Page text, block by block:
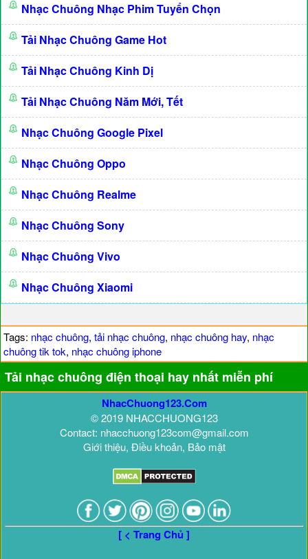
Nhạc Chuông Nhạc Phim Tuyển Chọn
Tải Nhạc Chuông Game Hot
Tải Nhạc Chuông Kinh Dị
Tải Nhạc Chuông Năm Mới, Tết
Nhạc Chuông Google Pixel
Nhạc Chuông Oppo
Nhạc Chuông Realme
Nhạc Chuông Sony
Nhạc Chuông Vivo
Nhạc Chuông Xiaomi
Tags: nhạc chuông, tải nhạc chuông, nhạc chuông hay, nhạc
chuông tik tok, nhạc chuông iphone
Tải nhạc chuông điện thoại hay nhất miễn phí
NhacChuong123.Com
© 2019 NHACCHUONG123
Contact: nhacchuong123com@gmail.com
Giới thiệu, Điều khoản, Bảo mật
[ < Trang Chủ ]